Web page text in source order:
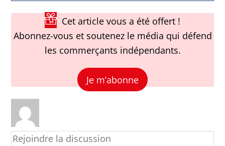
Cet article vous a été offert !
Abonnez-vous et soutenez le média qui défend
les commerçants indépendants.
Je m’abonne